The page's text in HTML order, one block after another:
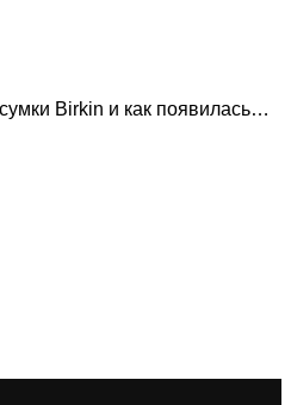
Birkin и как появилась